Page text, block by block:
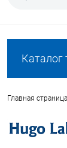
Каталог
Главная страница